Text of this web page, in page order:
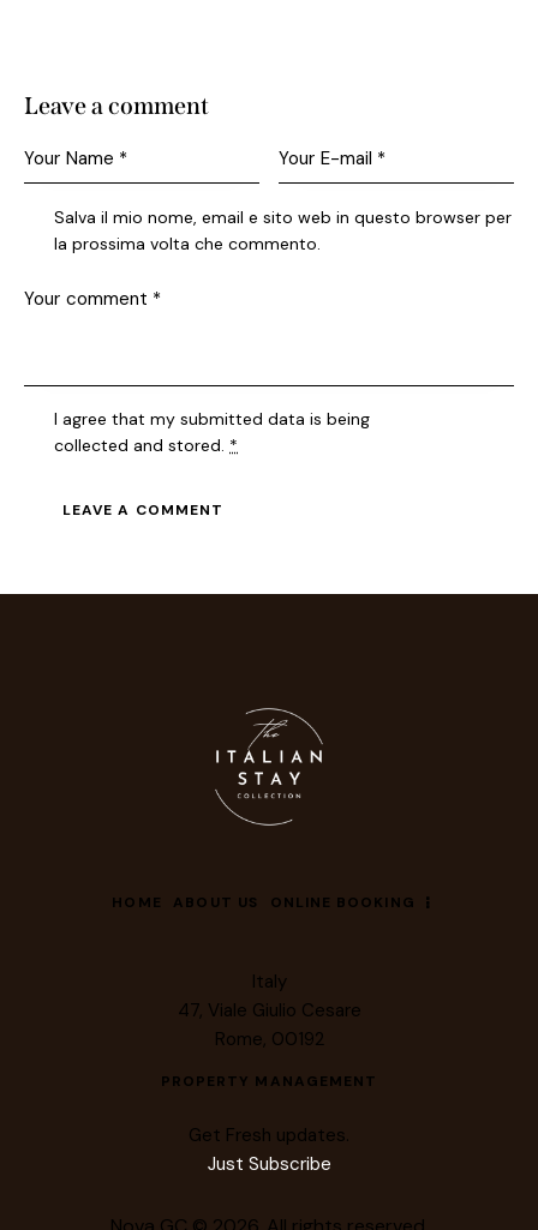
Leave a comment
Salva il mio nome, email e sito web in questo browser per
la prossima volta che commento.
I agree that my submitted data is being
collected and stored. *
HOME ABOUT US ONLINE BOOKING
Italy
47, Viale Giulio Cesare
Rome, 00192
PROPERTY MANAGEMENT
Get Fresh updates.
Just Subscribe